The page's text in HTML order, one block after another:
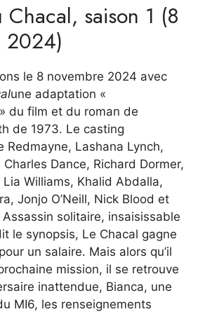
saison 1 (8
2024)
le 8 novembre 2024 avec
une adaptation «
du film et du roman de
de 1973. Le casting
Redmayne, Lashana Lynch,
Dance, Richard Dormer,
Williams, Khalid Abdalla,
Jonjo O’Neill, Nick Blood et
Assassin solitaire, insaisissable
le synopsis, Le Chacal gagne
un salaire. Mais alors qu’il
mission, il se retrouve
inattendue, Bianca, une
MI6, les renseignements